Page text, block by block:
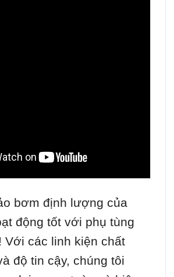
bơm định lượng của
động tốt với phụ tùng
Với các linh kiện chất
độ tin cậy, chúng tôi